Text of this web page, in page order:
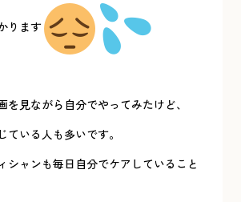
ります
を見ながら自分でやってみたけど、
ている人も多いです。
シャンも毎日自分でケアしていること